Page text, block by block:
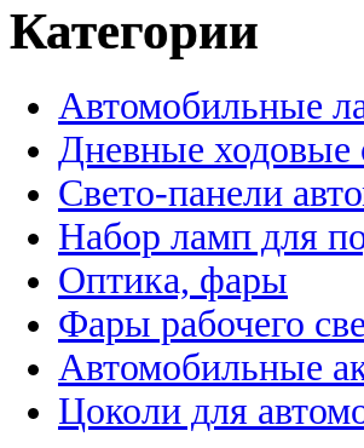
Категории
Автомобильные
Дневные ходовые
Свето-панели
Набор ламп для
Оптика, фары
Фары рабочего
Автомобильные
Цоколи для